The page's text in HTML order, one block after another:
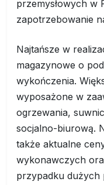
przemysłowych w
zapotrzebowanie
Najtańsze w
magazynowe o
wykończenia.
wyposażone w
ogrzewania,
socjalno-biurową.
także aktualne
wykonawczych
przypadku dużych